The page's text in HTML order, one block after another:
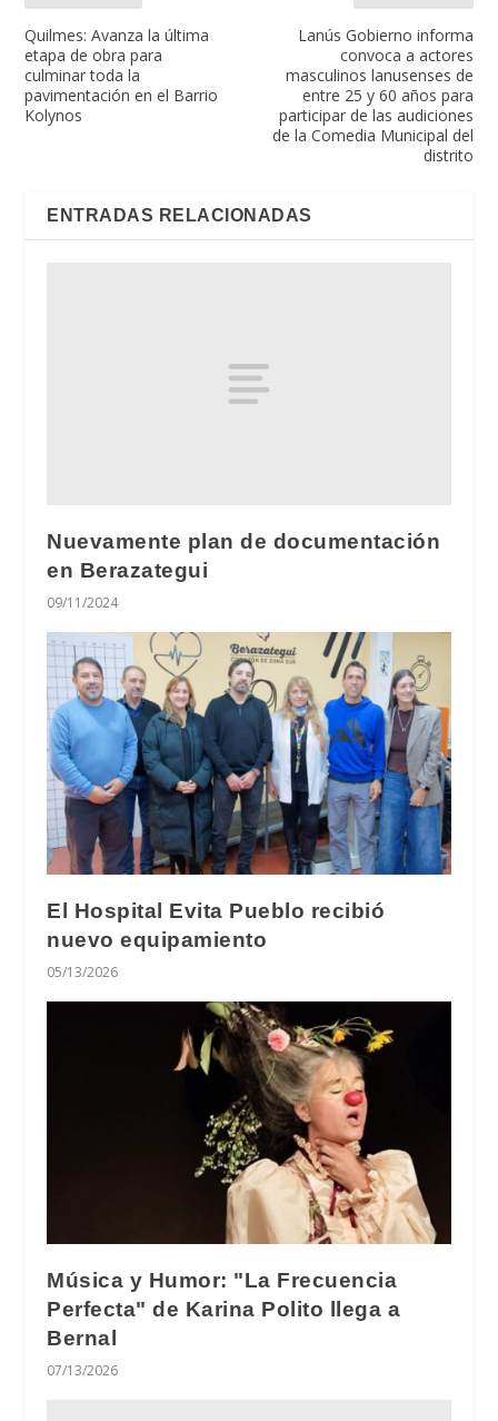
Quilmes: Avanza la última
etapa de obra para
culminar toda la
pavimentación en el Barrio
Kolynos
Lanús Gobierno informa
convoca a actores
masculinos lanusenses de
entre 25 y 60 años para
participar de las audiciones
de la Comedia Municipal del
distrito
ENTRADAS RELACIONADAS
Nuevamente plan de documentación
en Berazategui
09/11/2024
El Hospital Evita Pueblo recibió
nuevo equipamiento
05/13/2026
Música y Humor: "La Frecuencia
Perfecta" de Karina Polito llega a
Bernal
07/13/2026